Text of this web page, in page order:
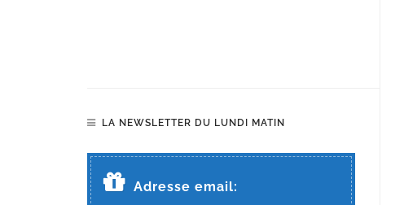
LA NEWSLETTER DU LUNDI MATIN
Adresse email: